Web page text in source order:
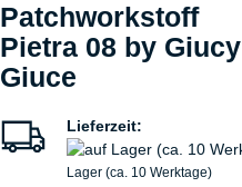
Patchworkstoff
Pietra 08 by Giucy
Giuce
Lieferzeit:
Lager (ca. 10 Werktage)